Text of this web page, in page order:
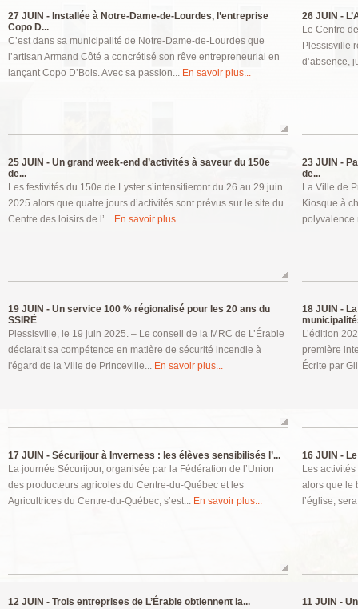
27 JUIN - Installée à Notre-Dame-de-Lourdes, l’entreprise
Copo D...
C’est dans sa municipalité de Notre-Dame-de-Lourdes que
l’artisan Armand Côté a concrétisé son rêve entrepreneurial en
lançant Copo D’Bois. Avec sa passion... En savoir plus...
26 JUIN -
Le Centre
Plessisville
d’absence,
25 JUIN - Un grand week-end d’activités à saveur du 150e
de...
Les festivités du 150e de Lyster s’intensifieront du 26 au 29 juin
2025 alors que quatre jours d’activités sont prévus sur le site du
Centre des loisirs de l’... En savoir plus...
23 JUIN -
de...
La Ville de
Kiosque à
polyvalence
19 JUIN - Un service 100 % régionalisé pour les 20 ans du
SSIRÉ
Plessisville, le 19 juin 2025. – Le conseil de la MRC de L’Érable
déclarait sa compétence en matière de sécurité incendie à
l'égard de la Ville de Princeville... En savoir plus...
18 JUIN -
L’édition
première
Écrite par
17 JUIN - Sécurijour à Inverness : les élèves sensibilisés l’...
La journée Sécurijour, organisée par la Fédération de l’Union
des producteurs agricoles du Centre-du-Québec et les
Agricultrices du Centre-du-Québec, s’est... En savoir plus...
16 JUIN -
Les
alors que le
l’église,
12 JUIN - Trois entreprises de L’Érable obtiennent la...
11 JUIN -
Pages